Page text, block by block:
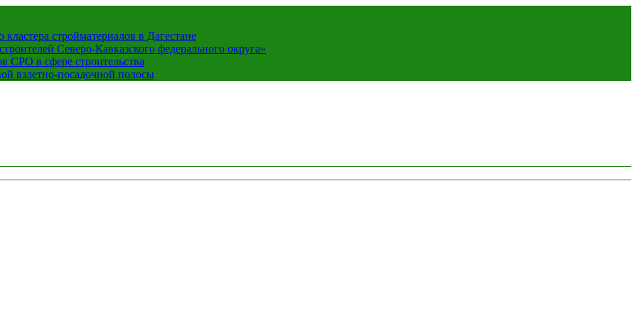
стройматериалов в Дагестане
Северо-Кавказского федерального округа»
СРО в сфере строительства
взлетно-посадочной полосы